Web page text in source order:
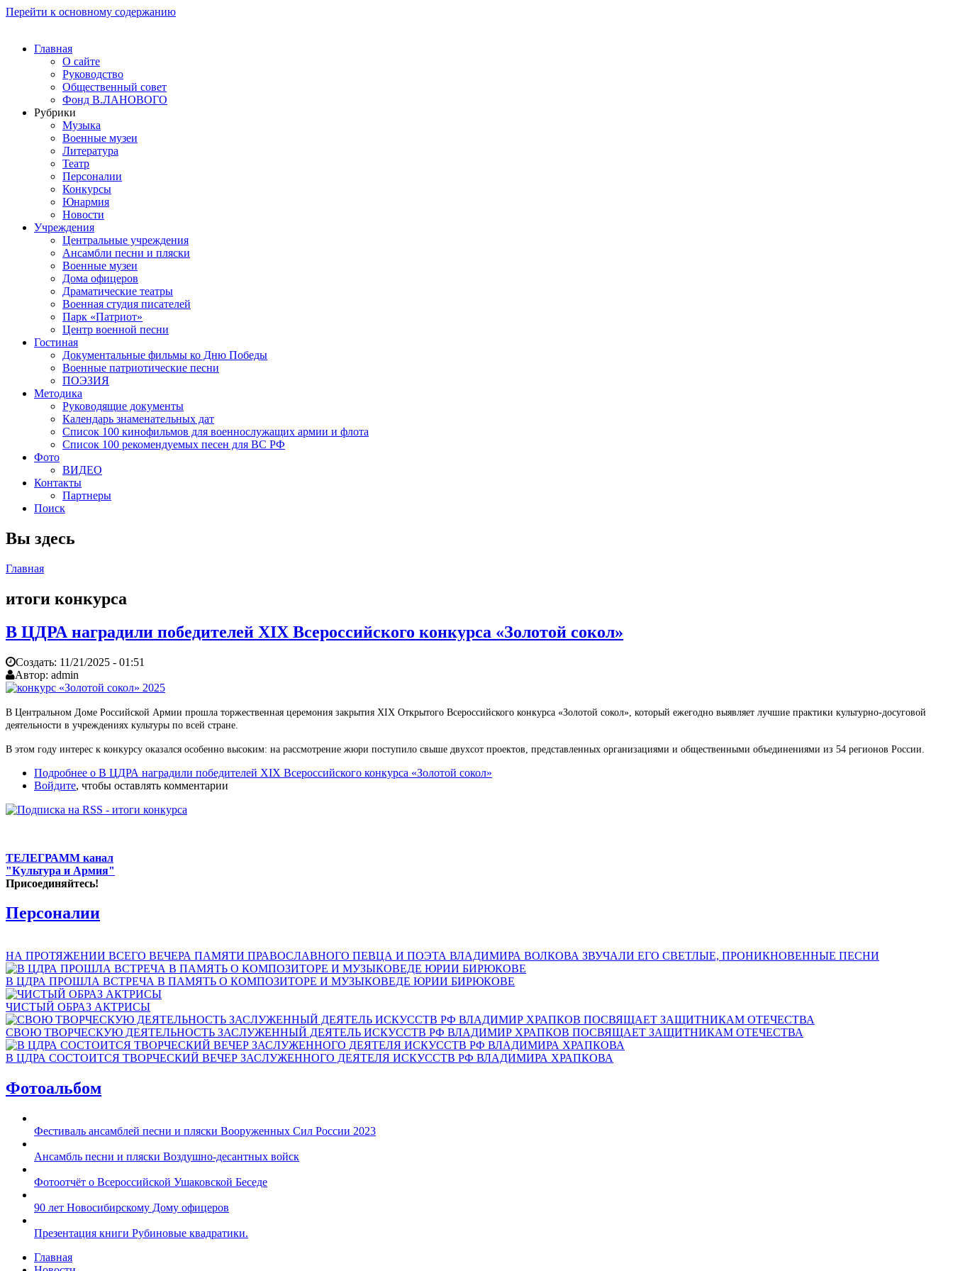
Перейти к основному содержанию
Главная
О сайте
Руководство
Общественный совет
Фонд В.ЛАНОВОГО
Рубрики
Музыка
Военные музеи
Литература
Театр
Персоналии
Конкурсы
Юнармия
Новости
Учреждения
Центральные учреждения
Ансамбли песни и пляски
Военные музеи
Дома офицеров
Драматические театры
Военная студия писателей
Парк «Патриот»
Центр военной песни
Гостиная
Документальные фильмы ко Дню Победы
Военные патриотические песни
ПОЭЗИЯ
Методика
Руководящие документы
Календарь знаменательных дат
Список 100 кинофильмов для военнослужащих армии и флота
Список 100 рекомендуемых песен для ВС РФ
Фото
ВИДЕО
Контакты
Партнеры
Поиск
Вы здесь
Главная
итоги конкурса
В ЦДРА наградили победителей XIX Всероссийского конкурса «Золотой сокол»
Создать: 11/21/2025 - 01:51
Автор: admin
В Центральном Доме Российской Армии прошла торжественная церемония закрытия XIX Открытого Всероссийского конкурса «Золотой сокол», который ежегодно выявляет лучшие практики культурно-досуговой
деятельности в учреждениях культуры по всей стране.
В этом году интерес к конкурсу оказался особенно высоким: на рассмотрение жюри поступило свыше двухсот проектов, представленных организациями и общественными объединениями из 54 регионов России.
Подробнее о В ЦДРА наградили победителей XIX Всероссийского конкурса «Золотой сокол»
Войдите, чтобы оставлять комментарии
ТЕЛЕГРАММ канал
"Культура и Армия"
Присоединяйтесь!
Персоналии
НА ПРОТЯЖЕНИИ ВСЕГО ВЕЧЕРА ПАМЯТИ ПРАВОСЛАВНОГО ПЕВЦА И ПОЭТА ВЛАДИМИРА ВОЛКОВА ЗВУЧАЛИ ЕГО СВЕТЛЫЕ, ПРОНИКНОВЕННЫЕ ПЕСНИ
В ЦДРА ПРОШЛА ВСТРЕЧА В ПАМЯТЬ О КОМПОЗИТОРЕ И МУЗЫКОВЕДЕ ЮРИИ БИРЮКОВЕ
ЧИСТЫЙ ОБРАЗ АКТРИСЫ
СВОЮ ТВОРЧЕСКУЮ ДЕЯТЕЛЬНОСТЬ ЗАСЛУЖЕННЫЙ ДЕЯТЕЛЬ ИСКУССТВ РФ ВЛАДИМИР ХРАПКОВ ПОСВЯЩАЕТ ЗАЩИТНИКАМ ОТЕЧЕСТВА
В ЦДРА СОСТОИТСЯ ТВОРЧЕСКИЙ ВЕЧЕР ЗАСЛУЖЕННОГО ДЕЯТЕЛЯ ИСКУССТВ РФ ВЛАДИМИРА ХРАПКОВА
Фотоальбом
Фестиваль ансамблей песни и пляски Вооруженных Сил России 2023
Ансамбль песни и пляски Воздушно-десантных войск
Фотоотчёт о Всероссийской Ушаковской Беседе
90 лет Новосибирскому Дому офицеров
Презентация книги Рубиновые квадратики.
Главная